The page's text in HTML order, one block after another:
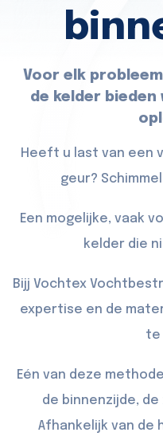
Voor elk
de kelder
Heeft u last van een
geur?
Een mogelijke, vaak
kelder die
Bijj Vochtex
expertise en de
te
Eén van deze
de binnenzijde,
Afhankelijk van de